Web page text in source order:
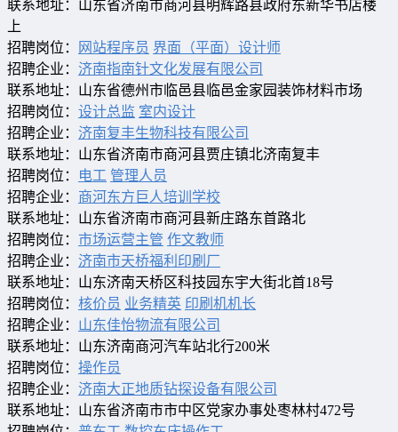
联系地址：山东省济南市商河县明辉路县政府东新华书店楼
上
招聘岗位：
网站程序员 界面（平面）设计师
招聘企业： 济南指南针文化发展有限公司
联系地址：山东省德州市临邑县临邑金家园装饰材料市场
招聘岗位： 设计总监 室内设计
招聘企业： 济南复丰生物科技有限公司
联系地址：山东省济南市商河县贾庄镇北济南复丰
招聘岗位：
电工 管理人员
招聘企业： 商河东方巨人培训学校
联系地址：山东省济南市商河县新庄路东首路北
招聘岗位： 市场运营主管 作文教师
招聘企业： 济南市天桥福利印刷厂
联系地址：山东济南天桥区科技园东宇大街北首18号
招聘岗位： 核价员 业务精英 印刷机机长
招聘企业： 山东佳怡物流有限公司
联系地址：山东济南商河汽车站北行200米
招聘岗位： 操作员
招聘企业： 济南大正地质钻探设备有限公司
联系地址：山东省济南市市中区党家办事处枣林村472号